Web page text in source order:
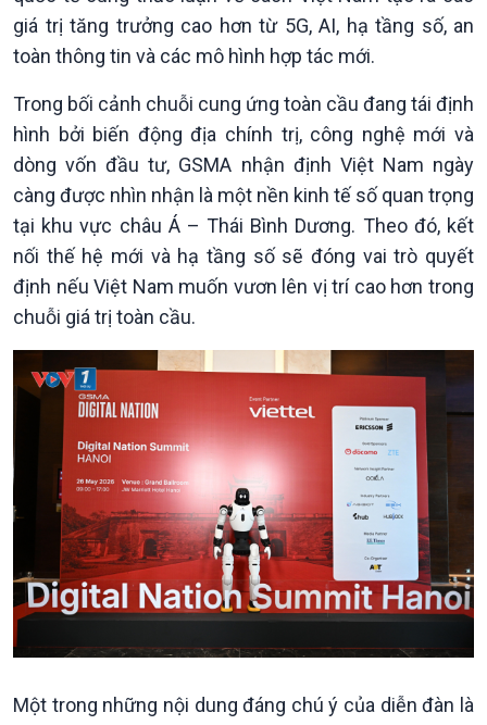
Chính phủ với người dân
Quốc hội với cử tri
Xây dựng đảng
Nhận diện sự thật
Pháp luật và đời sống
Vấn đề quốc tế
Hồ sơ sự kiện quốc tế
Thế giới & Việt Nam
bền
Kinh tế
Tin Kinh tế
Trước giờ mở cửa
Dòng chảy Kinh tế
Sức sống hàng Việt
Tuyên chiến với gian lận
Nông nghiệp & Biển đảo
Tin Nông nghiệp & Biển
đảo
Mùa vàng
Biển đảo Việt Nam
đảo
giá trị tăng trưởng cao hơn từ 5G, AI, hạ tầng số, an
toàn thông tin và các mô hình hợp tác mới.
Trong bối cảnh chuỗi cung ứng toàn cầu đang tái định
hình bởi biến động địa chính trị, công nghệ mới và
dòng vốn đầu tư, GSMA nhận định Việt Nam ngày
càng được nhìn nhận là một nền kinh tế số quan trọng
tại khu vực châu Á – Thái Bình Dương. Theo đó, kết
nối thế hệ mới và hạ tầng số sẽ đóng vai trò quyết
định nếu Việt Nam muốn vươn lên vị trí cao hơn trong
chuỗi giá trị toàn cầu.
Một trong những nội dung đáng chú ý của diễn đàn là